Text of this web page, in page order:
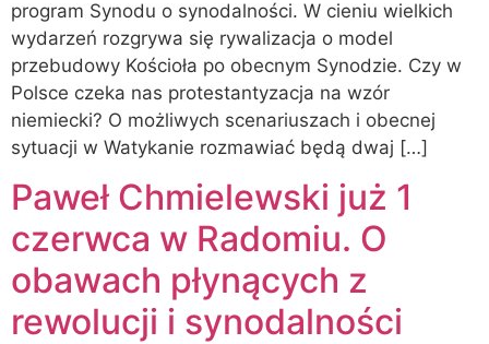
program Synodu o synodalności. W cieniu wielkich
wydarzeń rozgrywa się rywalizacja o model
przebudowy Kościoła po obecnym Synodzie. Czy w
Polsce czeka nas protestantyzacja na wzór
niemiecki? O możliwych scenariuszach i obecnej
sytuacji w Watykanie rozmawiać będą dwaj […]
Paweł Chmielewski już 1
czerwca w Radomiu. O
obawach płynących z
rewolucji i synodalności